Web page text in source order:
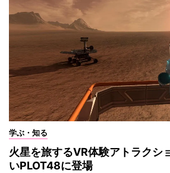
学ぶ・知る
火星を旅するVR体験アトラク
いPLOT48に登場